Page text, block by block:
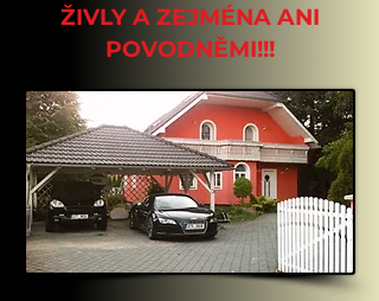
ŽIVLY A ZEJMÉNA ANI
POVODNĚMI!!!